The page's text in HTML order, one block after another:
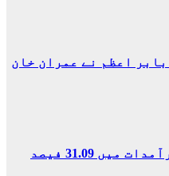
اعظم نے عمران خان
نئے مالی سال کے پہلے ماہ برآمدات میں 31.09 فیصد